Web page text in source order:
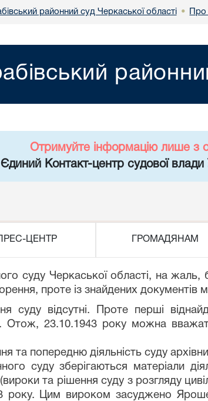
районний суд Черкаської області • Про
Отримуйте інформацію лише з
Єдиний Контакт-центр судової
ПРЕС-ЦЕНТР ГРОМАДЯНАМ
суду Черкаської області, на
проте із знайдених
суду відсутні. Проте перші
Отож, 23.10.1943 року можна
та попередню діяльність суду
суду зберігаються матеріали
(вироки та рішення суду з розгляду
року. Цим вироком засуджено